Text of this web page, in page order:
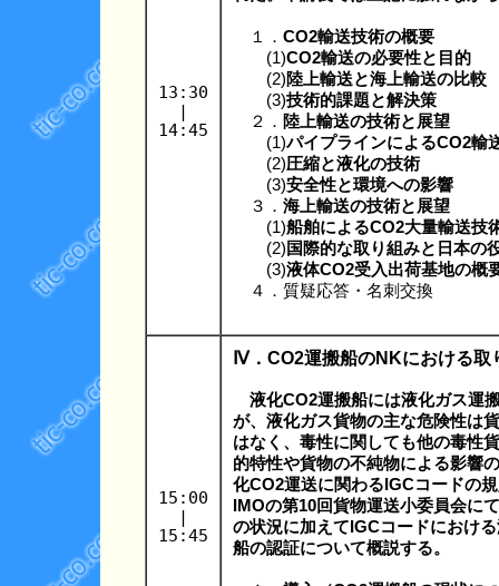
13:30
|
14:45
１． CO2輸送技術の概要
(1)CO2輸送の必要性と目的
(2)陸上輸送と海上輸送の比較
(3)技術的課題と解決策
２． 陸上輸送の技術と展望
(1)パイプラインによるCO2輸
(2)圧縮と液化の技術
(3)安全性と環境への影響
３． 海上輸送の技術と展望
(1)船舶によるCO2大量輸送技
(2) 国際的な取り組みと日本の
(3)液体CO2受入出荷基地の概
４．質疑応答・名刺交換
15:00
|
15:45
Ⅳ．CO2運搬船のNKにおける取
液化CO2運搬船には液化ガス運
が、液化ガス貨物の主な危険性は
はなく、毒性に関しても他の毒性
的特性や貨物の不純物による影響
化CO2運送に関わるIGCコードの
IMOの第10回貨物運送小委員会に
の状況に加えてIGCコードにおけ
船の認証について概説する。